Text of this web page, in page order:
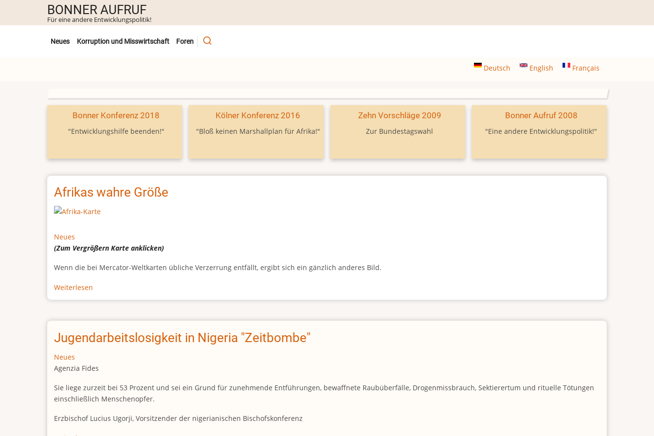
Inhalt
BONNER AUFRUF
Für eine andere Entwicklungspolitik!
Untermenü
Neues Korruption und Misswirtschaft Foren
Deutsch English Français
Bonner Konferenz 2018
"Entwicklungshilfe beenden!"
Kölner Konferenz 2016
"Bloß keinen Marshallplan für Afrika!"
Zehn Vorschläge 2009
Zur Bundestagswahl
Bonner Aufruf 2008
"Eine andere Entwicklungspolitik!"
Afrikas wahre Größe
Neues
(Zum VergrößernKarte anklicken)
Wenn die bei Mercator-Weltkarten übliche Verzerrung entfällt, ergibt sich ein gänzlich anderes Bild.
Weiterlesen
Afrikas
Größe
Jugendarbeitslosigkeit in Nigeria "Zeitbombe"
Neues
Agenzia Fides
Sie liege zurzeit bei 53 Prozent und sei ein Grund für zunehmende Entführungen, bewaffnete Raubüberfälle, Drogenmissbrauch, Sektierertum und rituelle Tötungen
einschließlich Menschenopfer.
Erzbischof Lucius Ugorji, Vorsitzender der nigerianischen Bischofskonferenz